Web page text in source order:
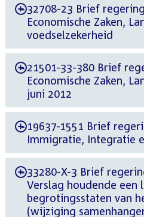
-32708-23 Brief
Economische Zaken,
voedselzekerheid
-21501-33-380 Brief
Economische Zaken,
juni 2012
- 19637-1551 Brief
Immigratie, Integratie
-33280-X-3 Brief
Verslag houdende
begrotingsstaten van
(wijziging